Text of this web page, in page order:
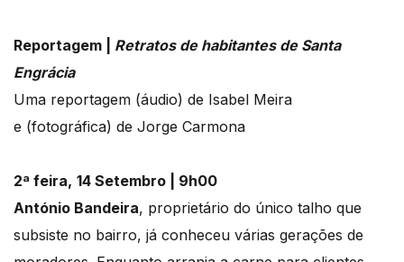
Reportagem | Retratos de habitantes de Santa
Engrácia
Uma reportagem (áudio) de Isabel Meira
e (fotográfica) de Jorge Carmona
2ª feira, 14 Setembro | 9h00
António Bandeira, proprietário do único talho que
subsiste no bairro, já conheceu várias gerações de